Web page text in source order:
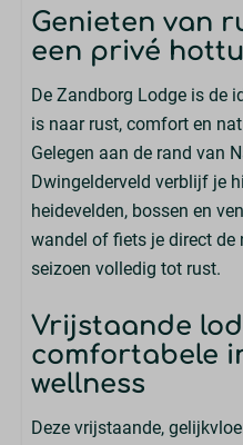
Sanitair
Douche
Wastafel: 2
Apart Toilet : 1
Badkamers beneden: 2
Toiletten in badkamers:
Slapen
Kledingkast
Eenpersoons bedlinnen
Eenpersoonsbed: 6
Genieten van
een privé
De Zandborg Lodge is de
is naar rust, comfort en
Gelegen aan de rand van
Dwingelderveld verblijf je
heidevelden, bossen en
wandel of fiets je direct de
seizoen volledig tot rust.
Vrijstaande
comfortabele
wellness
Deze vrijstaande,